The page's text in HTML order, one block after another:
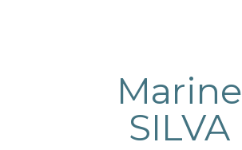
Marine
SILVA